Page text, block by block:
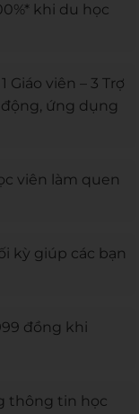
khi du học
viên – 3 Trợ
ứng dụng
viên làm quen
kỳ giúp các bạn
đồng khi
thông tin học